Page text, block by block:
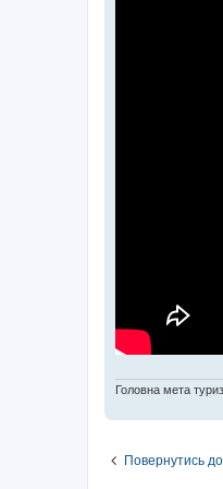
Головна мета
Повернутись до